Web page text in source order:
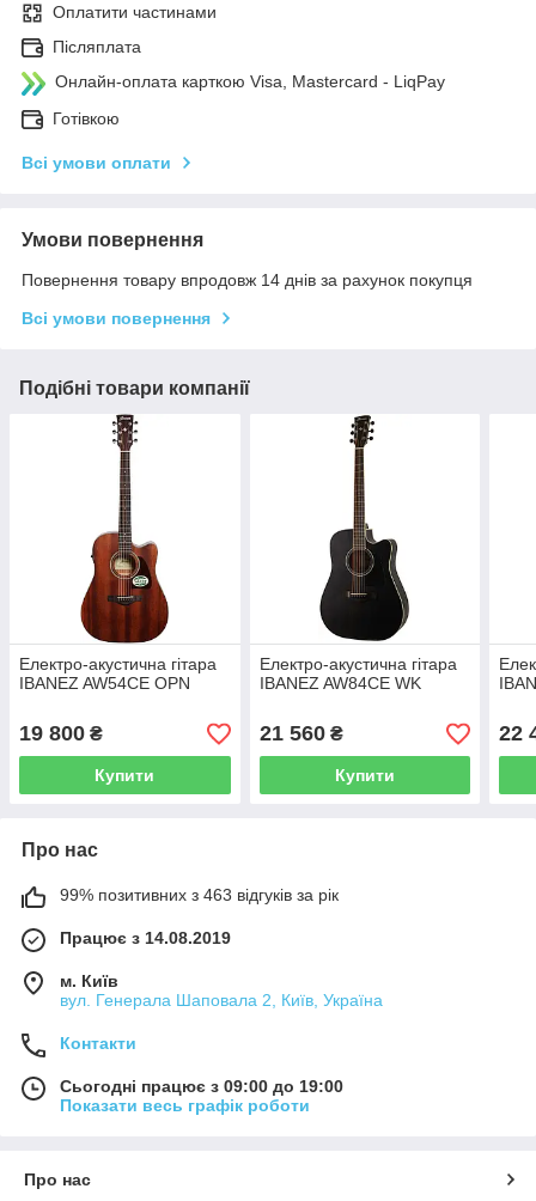
Оплатити частинами
Післяплата
Онлайн-оплата карткою Visa, Mastercard - LiqPay
Готівкою
Всі умови оплати
Умови повернення
Повернення товару впродовж 14 днів за рахунок покупця
Всі умови повернення
Подібні товари компанії
Електро-акустична гітара
IBANEZ AW54CE OPN
19 800 ₴
Купити
Електро-акустична гітара
IBANEZ AW84CE WK
21 560₴
Купити
22
Про нас
99% позитивних з 463 відгуків за рік
Працює з 14.08.2019
м. Київ
вул. Генерала Шаповала 2, Київ, Україна
Контакти
Сьогодні працює з 09:00 до 19:00
Показати весь графік роботи
Про нас